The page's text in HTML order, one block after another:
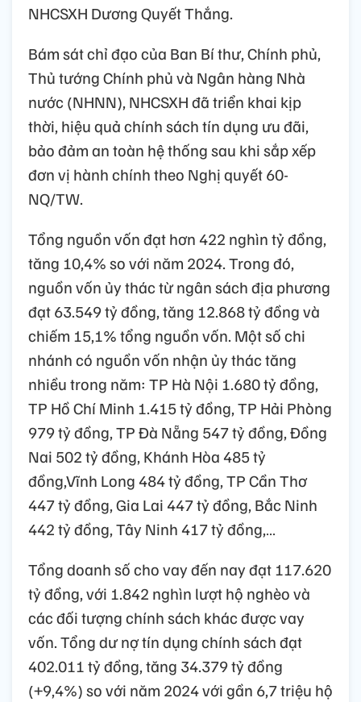
NHCSXH Dương Quyết Thắng.
Bám sát chỉ đạo của Ban Bí thư, Chính phủ,
Thủ tướng Chính phủ và Ngân hàng Nhà
nước (NHNN), NHCSXH đã triển khai kịp
thời, hiệu quả chính sách tín dụng ưu đãi,
bảo đảm an toàn hệ thống sau khi sắp xếp
đơn vị hành chính theo Nghị quyết 60-
NQ/TW.
Tổng nguồn vốn đạt hơn 422 nghìn tỷ đồng,
tăng 10,4% so với năm 2024. Trong đó,
nguồn vốn ủy thác từ ngân sách địa phương
đạt 63.549 tỷ đồng, tăng 12.868 tỷ đồng và
chiếm 15,1% tổng nguồn vốn. Một số chi
nhánh có nguồn vốn nhận ủy thác tăng
nhiều trong năm: TP Hà Nội 1.680 tỷ đồng,
TP Hồ Chí Minh 1.415 tỷ đồng, TP Hải Phòng
979 tỷ đồng, TP Đà Nẵng 547 tỷ đồng, Đồng
Nai 502 tỷ đồng, Khánh Hòa 485 tỷ
đồng,Vĩnh Long 484 tỷ đồng, TP Cần Thơ
447 tỷ đồng, Gia Lai 447 tỷ đồng, Bắc Ninh
442 tỷ đồng, Tây Ninh 417 tỷ đồng,…
Tổng doanh số cho vay đến nay đạt 117.620
tỷ đồng, với 1.842 nghìn lượt hộ nghèo và
các đối tượng chính sách khác được vay
vốn. Tổng dư nợ tín dụng chính sách đạt
402.011 tỷ đồng, tăng 34.379 tỷ đồng
(+9,4%) so với năm 2024 với gần 6,7 triệu hộ